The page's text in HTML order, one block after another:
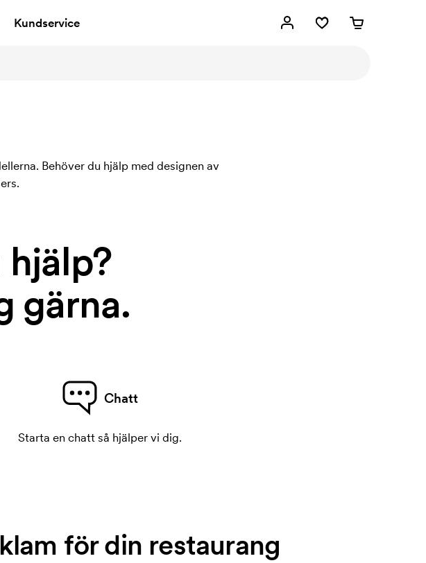
Kundservice
Behöver du hjälp med designen av
hjälp?
gärna.
Chatt
Starta en chatt så hjälper vi dig.
för din restaurang